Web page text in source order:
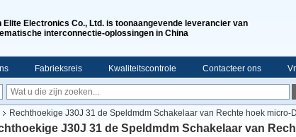
Elite Electronics Co., Ltd. is toonaangevende leverancier van
interconnectie-oplossingen in China
Fabrieksreis Kwaliteitscontrole Contacteer ons
Rechthoekige J30J 31 de Speldmdm Schakelaar van Rechte hoek micro-
J30J 31 de Speldmdm Schakelaar van